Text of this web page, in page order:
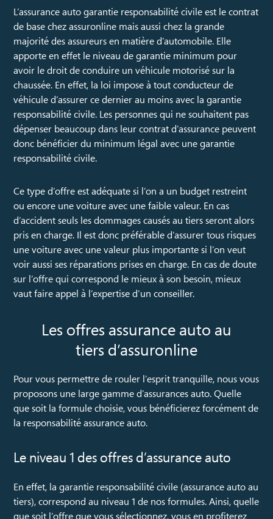
L’assurance auto garantie responsabilité civile est le contrat
de base chez assuronline mais aussi chez la grande
majorité des assureurs en matière d’automobile. Elle
apporte en effet le niveau de garantie minimum pour
avoir le droit de conduire un véhicule motorisé sur la
chaussée. En effet, la loi impose à tout conducteur de
véhicule d’assurer ce dernier au moins avec la garantie
responsabilité civile. Les personnes qui ne souhaitent pas
dépenser beaucoup dans leur contrat d’assurance peuvent
donc bénéficier du minimum légal avec une garantie
responsabilité civile.
Ce type d’offre est adéquate si l’on a un budget restreint
ou encore une voiture avec une faible valeur. En cas
d’accident seuls les dommages causés au tiers seront alors
pris en charge. Il est donc préférable d’assurer tous risques
une voiture avec une valeur plus importante si l’on veut
voir aussi ses réparations prises en charge. En cas de doute
sur l’offre qui correspond le mieux à son besoin, mieux
vaut faire appel à l’expertise d’un conseiller.
Les offres assurance auto au
tiers d’assuronline
Pour vous permettre de rouler l’esprit tranquille, nous vous
proposons une large gamme d’assurances auto. Quelle
que soit la formule choisie, vous bénéficierez forcément de
la responsabilité assurance auto.
Le niveau 1 des offres d’assurance auto
En effet, la garantie responsabilité civile (assurance auto au
tiers), correspond au niveau 1 de nos formules. Ainsi, quelle
que soit l’offre que vous sélectionnez, vous en profiterez